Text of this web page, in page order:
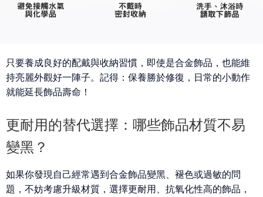
只要養成良好的配戴與收納習慣，即使是合金飾品，也能維
持亮麗外觀好一陣子。記得：保養勝於修復， 日常的小動作
就能延長飾品壽命 ！
更耐用的替代選擇：哪些飾品材質不易
變黑？
如果你發現自己經常遇到合金飾品變黑、褪色或過敏的問
題，不妨考慮升級材質，選擇更耐用、抗氧化性高的飾品，